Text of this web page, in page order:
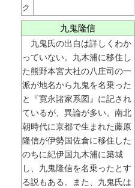
ク
九鬼隆信
九鬼氏の出自は詳しくわか
っていない。九木浦に移住し
た熊野本宮大社の八庄司の一
派が地名から九鬼を名乗った
と『寛永諸家系図』に記され
ているが、異論が多い。南北
朝時代に京都で生まれた藤原
隆信が伊勢国佐倉に移住した
のちに紀伊国九木浦に築城
し、九鬼隆信を名乗ったとす
る説もある。また、九鬼氏は